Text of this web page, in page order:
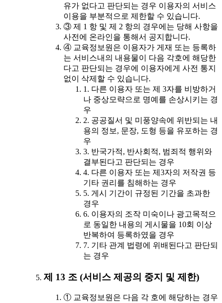
유가 없다고 판단되는 경우 이용자의 서비스
이용을 부분적으로 제한할 수 있습니다.
③ 제 1 항 및 제 2 항의 경우에는 당해 사항을
사전에 온라인을 통해서 공지합니다.
④ 교육정보원은 이용자가 게재 또는 등록하
는 서비스내의 내용물이 다음 각호에 해당한
다고 판단되는 경우에 이용자에게 사전 통지
없이 삭제할 수 있습니다.
1. 다른 이용자 또는 제 3자를 비방하거
나 중상모략으로 명예를 손상시키는 경
우
2. 공공질서 및 미풍양속에 위반되는 내
용의 정보, 문장, 도형 등을 유포하는 경
우
3. 반국가적, 반사회적, 범죄적 행위와
결부된다고 판단되는 경우
4. 다른 이용자 또는 제3자의 저작권 등
기타 권리를 침해하는 경우
5. 게시 기간이 규정된 기간을 초과한
경우
6. 이용자의 조작 미숙이나 광고목적으
로 동일한 내용의 게시물을 10회 이상
반복하여 등록하였을 경우
7. 기타 관계 법령에 위배된다고 판단되
는 경우
제 13 조 (서비스 제공의 중지 및 제한)
① 교육정보원은 다음 각 호에 해당하는 경우